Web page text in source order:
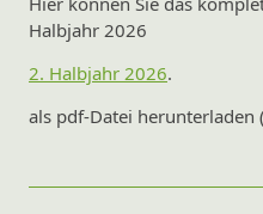
Halbjahr 2026
2. Halbjahr 2026.
als pdf-Datei herunterladen